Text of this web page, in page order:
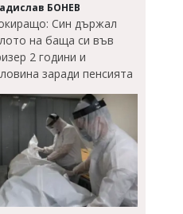
БОНЕВ
Син държал
на баща си във
2 години и
заради пенсията